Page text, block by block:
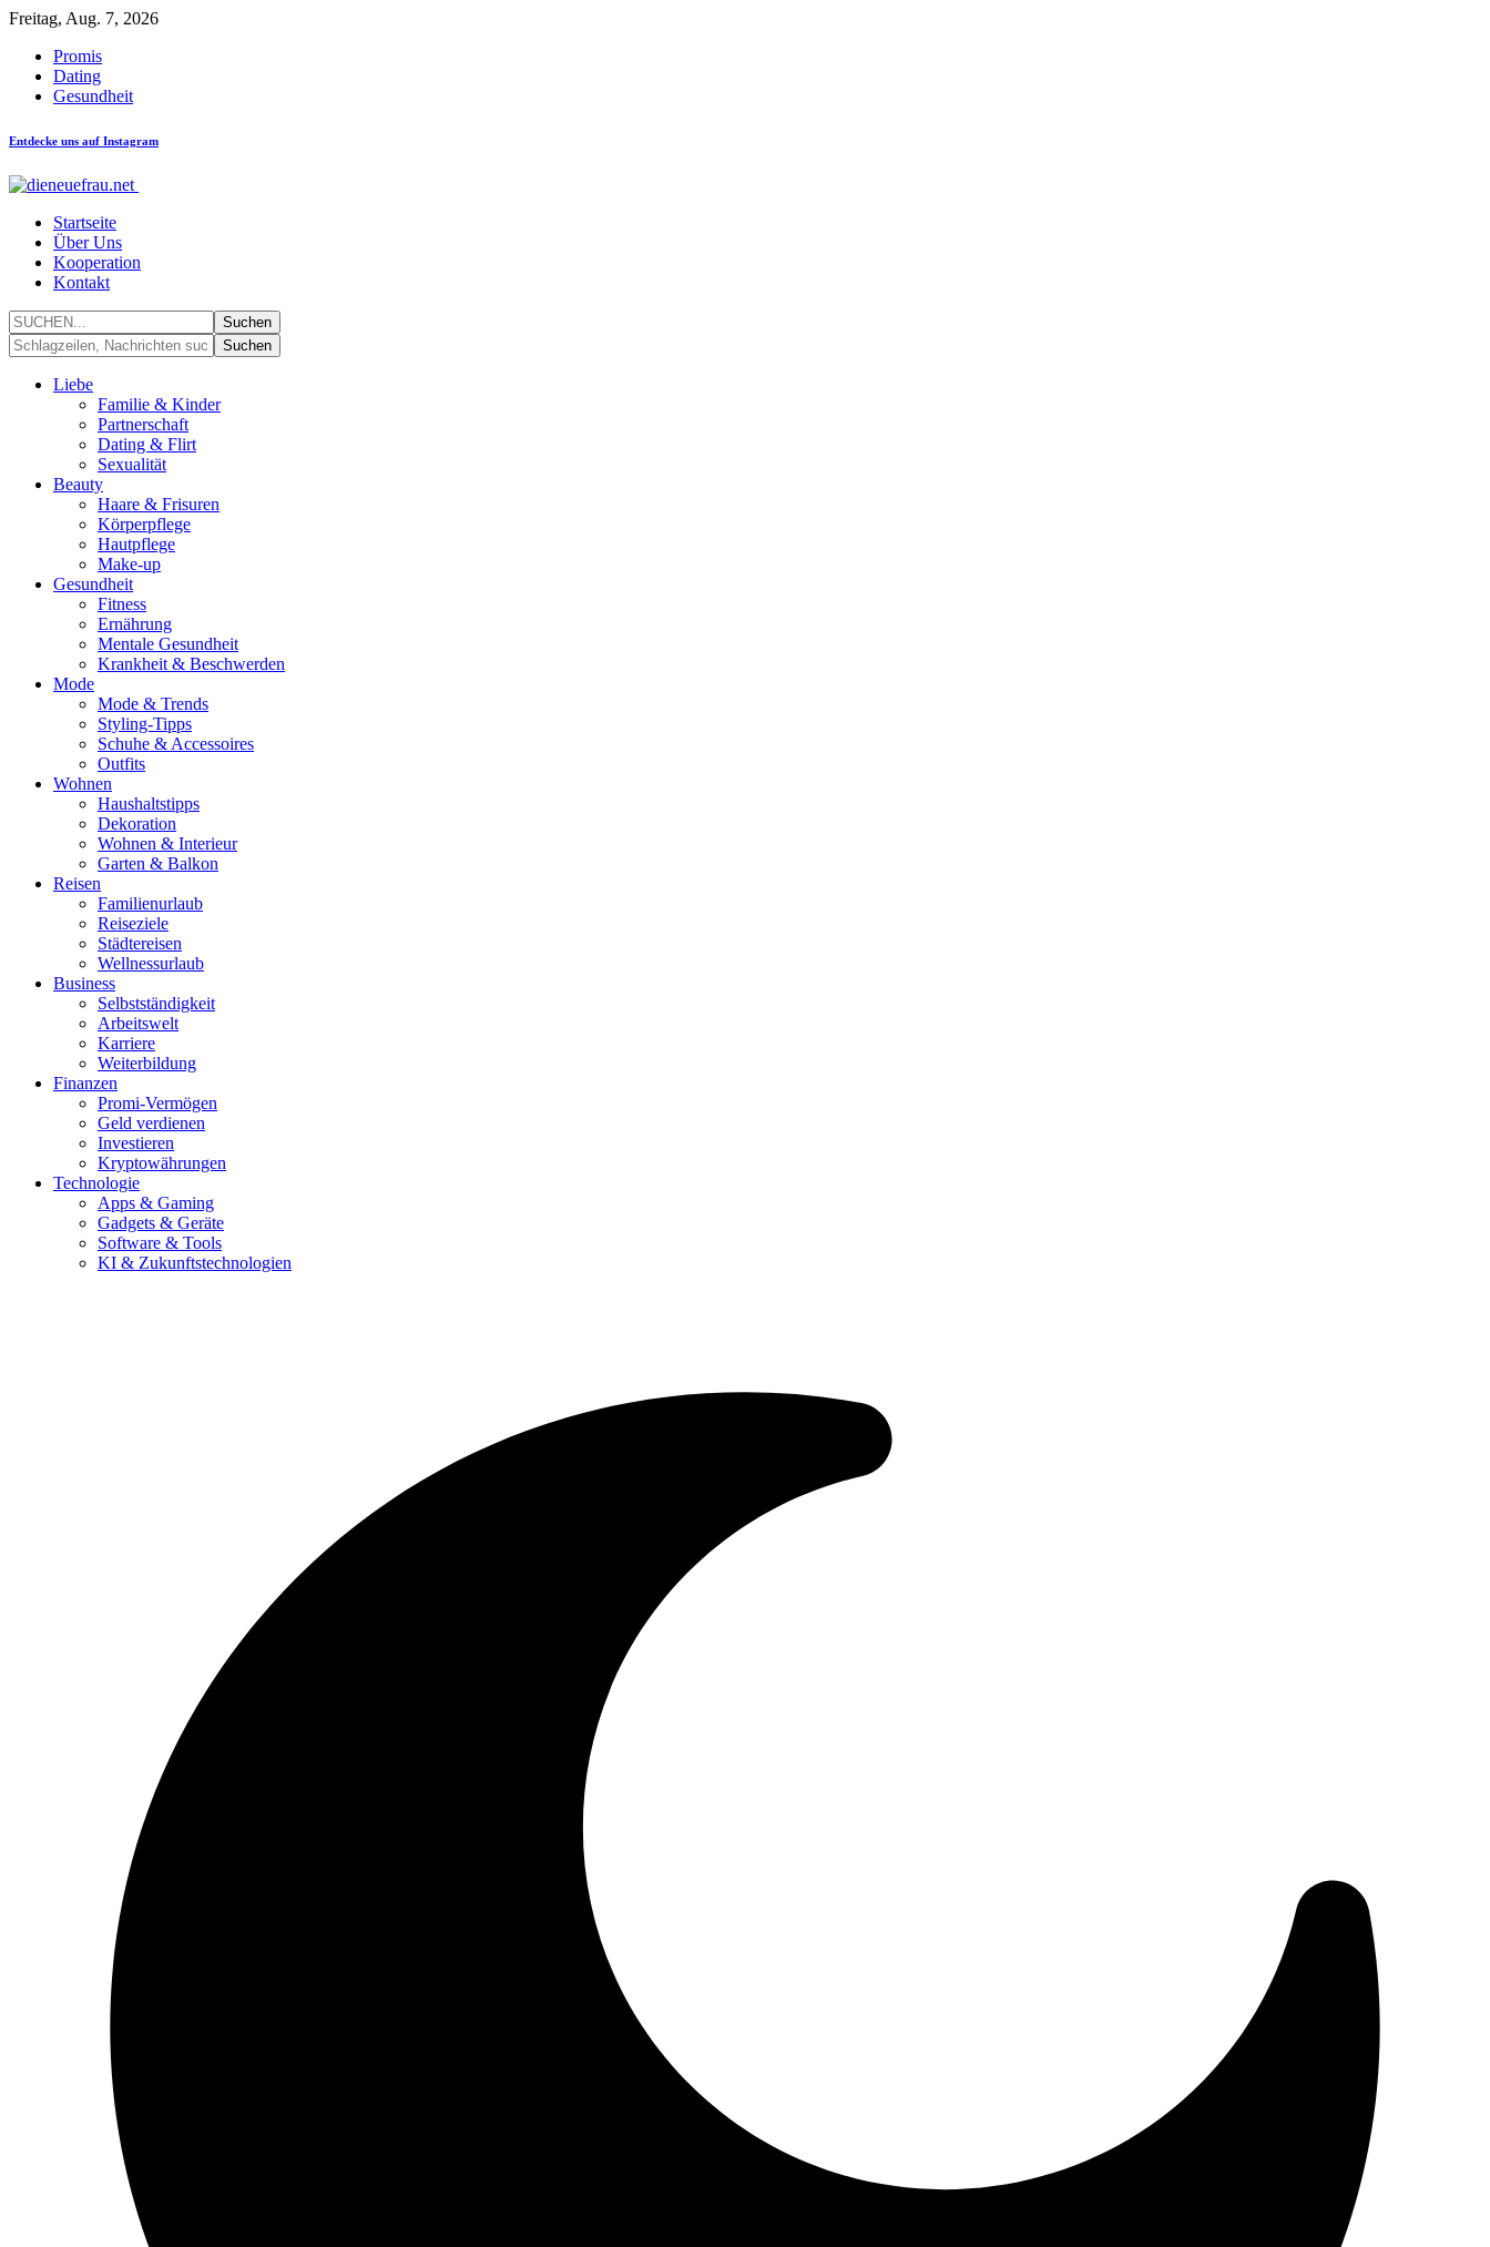
Freitag, Aug. 7, 2026
Promis
Dating
Gesundheit
Entdecke uns auf Instagram
Startseite
Über Uns
Kooperation
Kontakt
Liebe
Familie & Kinder
Partnerschaft
Dating & Flirt
Sexualität
Beauty
Haare & Frisuren
Körperpflege
Hautpflege
Make-up
Gesundheit
Fitness
Ernährung
Mentale Gesundheit
Krankheit & Beschwerden
Mode
Mode & Trends
Styling-Tipps
Schuhe & Accessoires
Outfits
Wohnen
Haushaltstipps
Dekoration
Wohnen & Interieur
Garten & Balkon
Reisen
Familienurlaub
Reiseziele
Städtereisen
Wellnessurlaub
Business
Selbstständigkeit
Arbeitswelt
Karriere
Weiterbildung
Finanzen
Promi-Vermögen
Geld verdienen
Investieren
Kryptowährungen
Technologie
Apps & Gaming
Gadgets & Geräte
Software & Tools
KI & Zukunftstechnologien